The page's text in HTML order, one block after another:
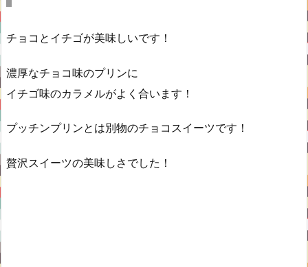
チョコとイチゴが美味しいです！
濃厚なチョコ味のプリンに
イチゴ味のカラメルがよく合います！
プッチンプリンとは別物のチョコスイーツです！
贅沢スイーツの美味しさでした！